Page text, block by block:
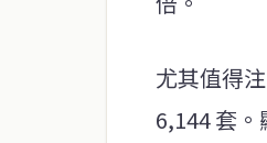
尤其值得
6,144 套